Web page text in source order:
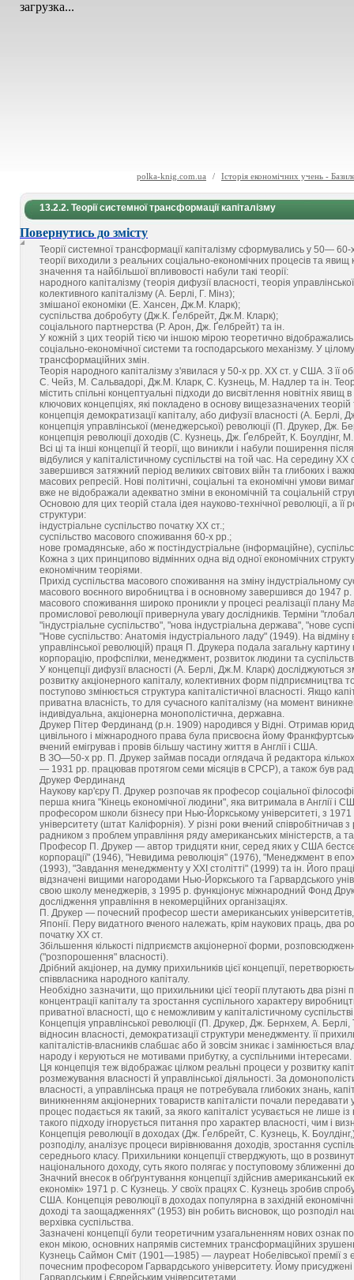
загрузка...
polka-knig.com.ua / Історія економічних учень -
13.2.2. Теорії системної трансформації капіталізму
Повернутись до змісту
Теорії системної трансформації капіталізму сформувались у 50—
теорії виходили з реальних соціально-економічних процесів та явищ
значення та найбільшої впливовості набули такі теорії:
народного капіталізму (теорія дифузії власності, теорія
колективного капіталізму (А. Берлі, Г. Мінз);
змішаної економіки (Е. Хансен, Дж.М. Кларк);
суспільства добробуту (Дж.К. Ґелбрейт, Дж.М. Кларк);
соціального партнерства (Р. Арон, Дж. Ґелбрейт) та ін.
У кожній з цих теорій тією чи іншою мірою теоретично відображались
соціально-економічної системи та господарського механізму. У
трансформаційних змін.
Теорія народного капіталізму з'явилася у 50-х pp. XX ст. у США. З її
С. Чейз, М. Сальвадорі, Дж.М. Кларк, С. Кузнець, М. Надлер та ін.
містить спільні концептуальні підходи до висвітлення новітніх
ключових концепціях, які покладено в основу вищезазначених теорій
концепція демократизації капіталу, або дифузії власності (А.
концепція управлінської (менеджерської) революції (П. Друкер, Дж.
концепція революції доходів (С. Кузнець, Дж. Ґелбрейт, К. Боулдінг,
Всі ці та інші концепції й теорії, що виникли і набули поширення
відбулися у капіталістичному суспільстві на той час. На середину
завершився затяжний період великих світових війн та глибоких і
масових репресій. Нові політичні, соціальні та економічні умови
вже не відображали адекватно зміни в економічній та соціальній
Основою для цих теорій стала ідея науково-технічної революції, а її
структури:
індустріальне суспільство початку XX ст.;
суспільство масового споживання 60-х pp.;
нове громадянське, або ж постіндустріальне (інформаційне),
Кожна з цих принципово відмінних одна від одної економічних
економічним теоріями.
Прихід суспільства масового споживання на зміну індустріальному
масового воєнного виробництва і в основному завершився до 1947
масового споживання широко проникли у процесі реалізації плану
промислової революції привернула увагу дослідників. Терміни
"індустріальне суспільство", "нова індустріальна держава", "нове
"Нове суспільство: Анатомія індустріального ладу" (1949). На
управлінської революцій) праця П. Друкера подала загальну
корпорацію, профспілки, менеджмент, розвиток людини та
У концепції дифузії власності (А. Берлі, Дж.М. Кларк) досліджуються
розвитку акціонерного капіталу, колективних форм підприємництва
поступово змінюється структура капіталістичної власності. Якщо
приватна власність, то для сучасного капіталізму (на момент
індивідуальна, акціонерна монополістична, державна.
Друкер Пітер Фердинанд (р.н. 1909) народився у Відні. Отримав
цивільного і міжнародного права була присвоєна йому
вчений емігрував і провів більшу частину життя в Англії і США.
В ЗО—50-х pp. П. Друкер займав посади оглядача й редактора
— 1931 pp. працював протягом семи місяців в СРСР), а також був
Друкер Фердинанд
Наукову кар'єру П. Друкер розпочав як професор соціальної
перша книга "Кінець економічної людини", яка витримала в Англії
професором школи бізнесу при Нью-Йоркському університеті, з 1971
університету (штат Каліфорнія). У різні роки вчений
радником з проблем управління ряду американських міністерств, а
Професор П. Друкер — автор тридцяти книг, серед яких у США
корпорації" (1946), "Невидима революція" (1976), "Менеджмент в
(1993), "Завдання менеджменту у XXI столітті" (1999) та ін. Його
відзначені вищими нагородами Нью-Йоркського та Гарвардського
свою школу менеджерів, з 1995 р. функціонує міжнародний Фонд
дослідження управління в некомерційних організаціях.
П. Друкер — почесний професор шести американських університетів, а
Японії. Перу видатного вченого належать, крім наукових праць, два
початку XX ст.
Збільшення кількості підприємств акціонерної форми,
("розпорошення" власності).
Дрібний акціонер, на думку прихильників цієї концепції,
співвласника народного капіталу.
Необхідно зазначити, що прихильники цієї теорії плутають два
концентрації капіталу та зростання суспільного характеру
приватної власності, що є неможливим у капіталістичному
Концепція управлінської революції (П. Друкер, Дж. Бернхем, А.
відносин власності, демократизації структури менеджменту. її
капіталістів-власників слабшає або й зовсім зникає і замінюється
народу і керуються не мотивами прибутку, а суспільними інтересами.
Ця концепція теж відображає цілком реальні процеси у розвитку
розмежування власності й управлінської діяльності. За
власності, а управлінська праця не потребувала глибоких знань,
виникненням акціонерних товариств капіталісти почали
процес подається як такий, за якого капіталіст усувається не лише
такого підходу ігнорується питання про характер власності, чим і
Концепція революції в доходах (Дж. Ґелбрейт, С. Кузнець, К.
розподілу, аналізує процеси вирівнювання доходів, зростання
середнього класу. Прихильники концепції стверджують, що в
національного доходу, суть якого полягає у поступовому зближенні
Значний внесок в обґрунтування концепції здійснив американський
економік» 1971 р. С Кузнець. У своїх працях С. Кузнець зробив
США. Концепція революції в доходах популярна в західній
доході та заощадженнях" (1953) він робить висновок, що розподіл
верхівка суспільства.
Зазначені концепції були теоретичним узагальненням нових ознак
екон мікою, основних напрямів системних трансформаційних зрушень
Кузнець Саймон Сміт (1901—1985) — лауреат Нобелівської премії з
почесним професором Гарвардського університету. Йому
Гарвардським і Єврейським університетами.